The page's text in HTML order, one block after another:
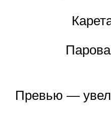
Превью —